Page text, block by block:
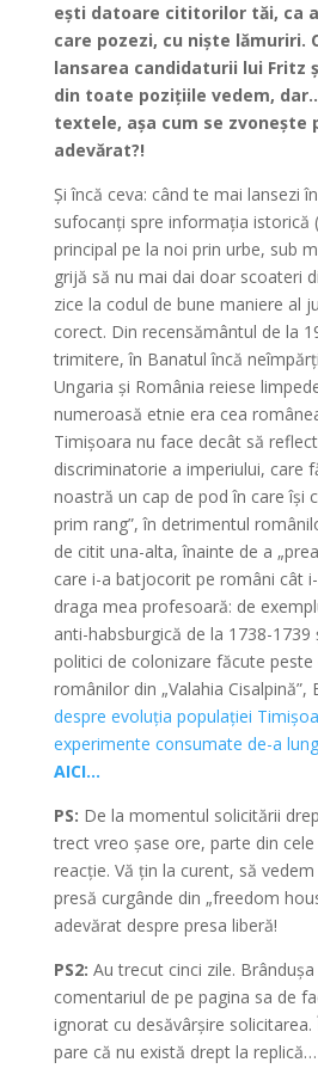
ești datoare cititorilor tăi, ca
care pozezi, cu niște lămuriri.
lansarea candidaturii lui Fritz
din toate pozițiile vedem,
textele, așa cum se zvonește
adevărat?!
Și încă ceva: când te mai lansezi
sufocanți spre informația istorică
principal pe la noi prin urbe, sub
grijă să nu mai dai doar scoateri
zice la codul de bune maniere al
corect. Din recensământul de la
trimitere, în Banatul încă
Ungaria și România reiese
numeroasă etnie era cea
Timișoara nu face decât să
discriminatorie a imperiului, care
noastră un cap de pod în care își
prim rang”, în detrimentul
de citit una-alta, înainte de a
care i-a batjocorit pe români cât
draga mea profesoară: de
anti-habsburgică de la 1738-1739
politici de colonizare făcute peste
românilor din „Valahia Cisalpină”,
despre evoluția populației
experimente consumate de-a
AICI…
PS: De la momentul solicitării
trect vreo șase ore, parte din
reacție. Vă țin la curent, să
presă curgânde din „freedom
adevărat despre presa liberă!
PS2: Au trecut cinci zile.
comentariul de pe pagina sa de
ignorat cu desăvârșire solicitarea.
pare că nu există drept la replică…